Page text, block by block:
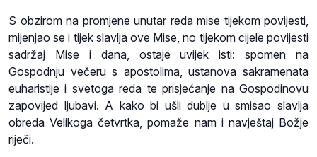
S obzirom na promjene unutar reda mise tijekom povijesti,
mijenjao se i tijek slavlja ove Mise, no tijekom cijele povijesti
sadržaj Mise i dana, ostaje uvijek isti: spomen na
Gospodnju večeru s apostolima, ustanova sakramenata
euharistije i svetoga reda te prisjećanje na Gospodinovu
zapovijed ljubavi. A kako bi ušli dublje u smisao slavlja
obreda Velikoga četvrtka, pomaže nam i navještaj Božje
riječi.